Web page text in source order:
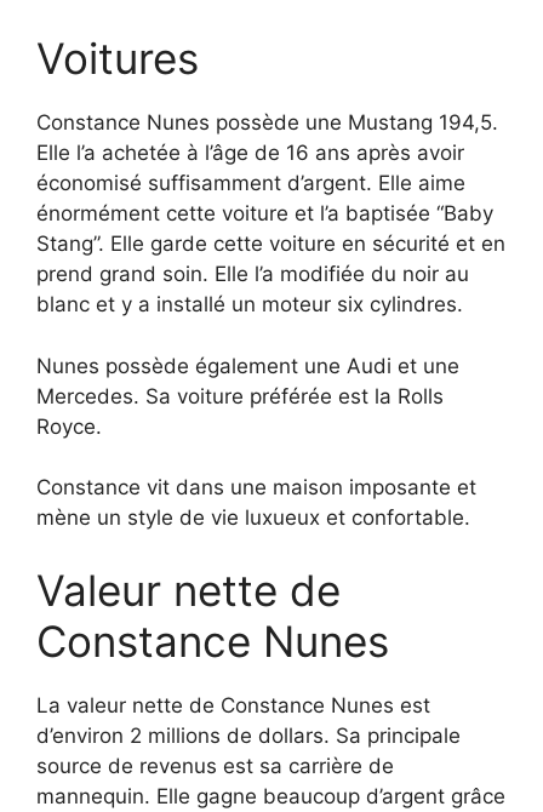
Voitures
Constance Nunes possède une Mustang 194,5.
Elle l’a achetée à l’âge de 16 ans après avoir
économisé suffisamment d’argent. Elle aime
énormément cette voiture et l’a baptisée “Baby
Stang”. Elle garde cette voiture en sécurité et en
prend grand soin. Elle l’a modifiée du noir au
blanc et y a installé un moteur six cylindres.
Nunes possède également une Audi et une
Mercedes. Sa voiture préférée est la Rolls
Royce.
Constance vit dans une maison imposante et
mène un style de vie luxueux et confortable.
Valeur nette de
Constance Nunes
La valeur nette de Constance Nunes est
d’environ 2 millions de dollars. Sa principale
source de revenus est sa carrière de
mannequin. Elle gagne beaucoup d’argent grâce